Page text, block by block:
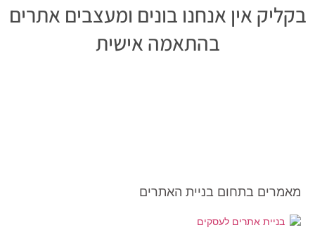
בקליק אין אנחנו בונים ומעצבים אתרים
בהתאמה אישית
מאמרים בתחום בניית האתרים